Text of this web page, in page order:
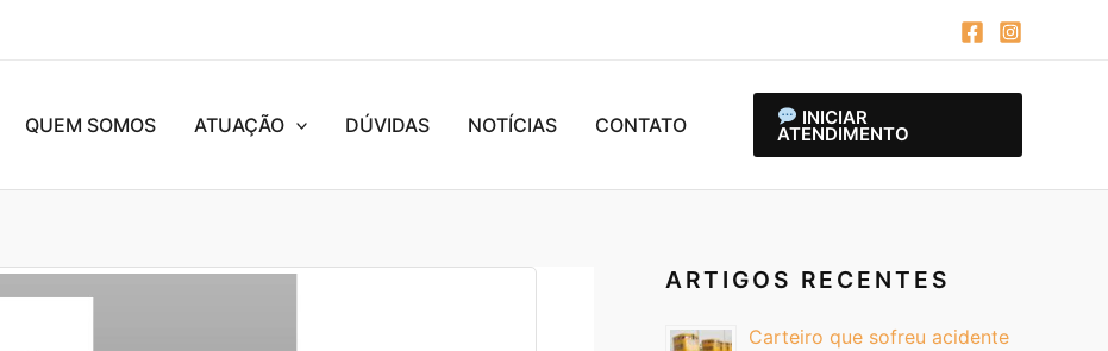
QUEM SOMOS ATUAÇÃO DÚVIDAS NOTÍCIAS CONTATO INICIAR
ATENDIMENTO
ARTIGOS RECENTES
Carteiro que sofreu acidente